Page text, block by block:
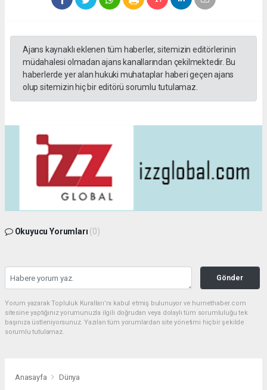
Ajans kaynaklı eklenen tüm haberler, sitemizin editörlerinin
müdahalesi olmadan ajans kanallarından çekilmektedir. Bu
haberlerde yer alan hukuki muhataplar haberi geçen ajans
olup sitemizin hiç bir editörü sorumlu tutulamaz.
Okuyucu Yorumları (0)
Gönder
Yorum yazarak Topluluk Kuralları’nı kabul etmiş bulunuyor ve hurnethaber.com
sitesine yaptığınız yorumunuzla ilgili doğrudan veya dolaylı tüm sorumluluğu tek
başınıza üstleniyorsunuz. Yazılan tüm yorumlardan site yönetimi hiçbir şekilde
sorumlu tutulamaz.
Anasayfa Dünya